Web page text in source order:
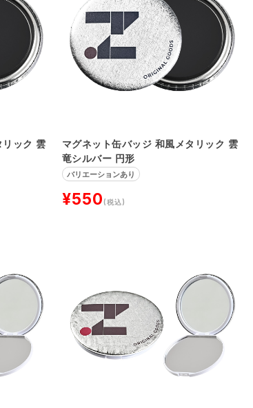
ック 雲
マグネット缶バッジ 和風メタリック 雲
竜シルバー 円形
バリエーションあり
¥550(税込)